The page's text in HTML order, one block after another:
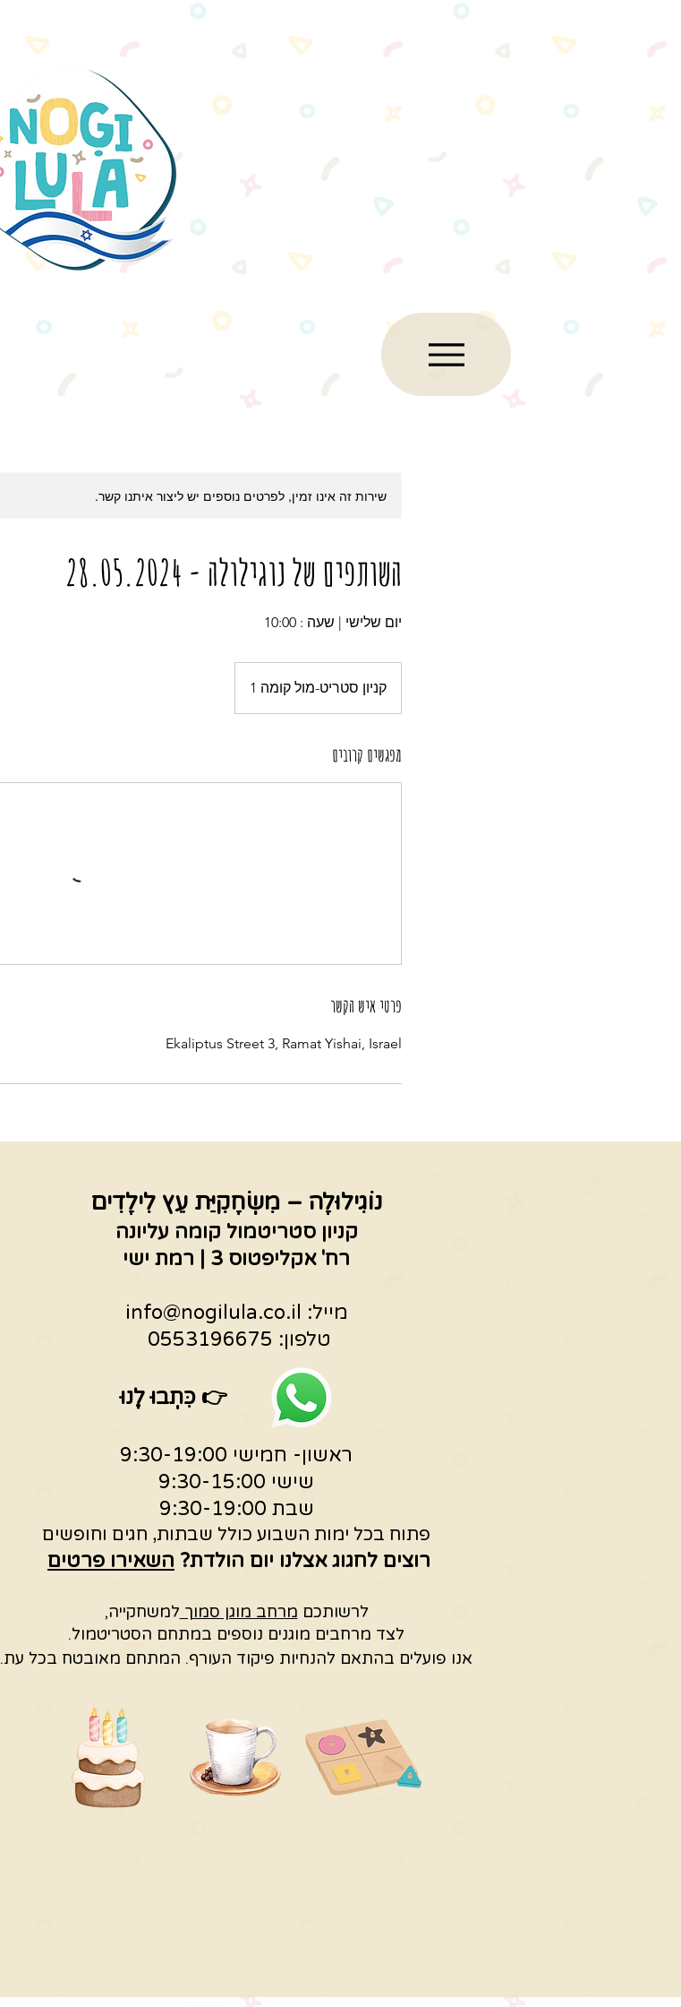
שירות זה אינו זמין, לפרטים נוספים יש ליצור איתנו קשר.
השותפים של נוגילולה - 28.05.2024
יום שלישי | שעה : 10:00
קניון סטריט-מול קומה 1
מפגשים קרובים
פרטי איש הקשר
Ekaliptus Street 3, Ramat Yishai, Israel
נוֹגִילוּלָה – מִשְׂחָקִיַּת עֵץ לִילָדִים
קניון סטריטמול קומה עליונה
רח' אקליפטוס 3 | רמת ישי
מייל: info@nogilula.co.il
טלפון: 0553196675
ראשון- חמישי 9:30-19:00
שישי 9:30-15:00
שבת 9:30-19:00
פתוח בכל ימות השבוע כולל שבתות, חגים וחופשים
רוצים לחגוג אצלנו יום הולדת? השאירו פרטים
לרשותכם מרחב מוגן סמוך למשחקייה,
לצד מרחבים מוגנים נוספים במתחם הסטריטמול.
אנו פועלים בהתאם להנחיות פיקוד העורף. המתחם מאובטח בכל עת.
👉כִּתְבוּ לָנוּ